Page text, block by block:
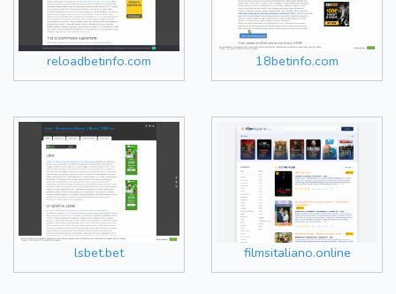
reloadbetinfo.com 18betinfo.com
lsbet.bet filmsitaliano.online